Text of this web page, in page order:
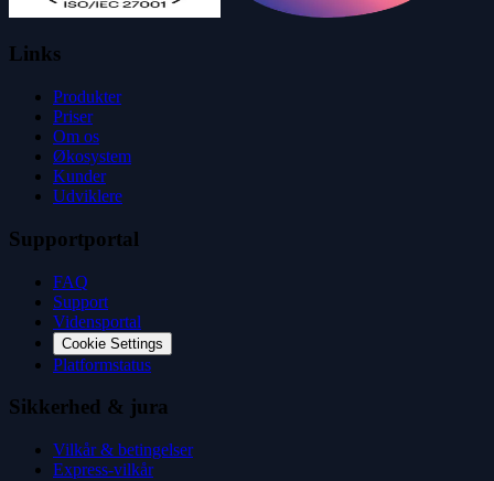
Links
Produkter
Priser
Om os
Økosystem
Kunder
Udviklere
Supportportal
FAQ
Support
Vidensportal
Cookie Settings
Platformstatus
Sikkerhed & jura
Vilkår & betingelser
Express-vilkår